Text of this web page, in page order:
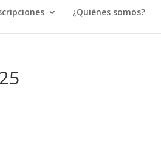
¿Quiénes somos?